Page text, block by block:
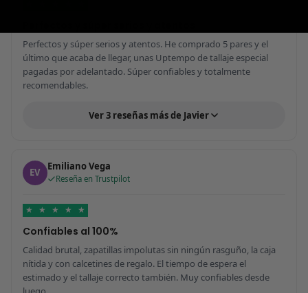
Perfectos y súper serios y atentos. He comprado 5 pares y el
último que acaba de llegar, unas Uptempo de tallaje especial
pagadas por adelantado. Súper confiables y totalmente
recomendables.
Ver 3 reseñas más de Javier
EV Emiliano Vega
Reseña en Trustpilot
★ ★ ★ ★ ★
Confiables al 100%
Calidad brutal, zapatillas impolutas sin ningún rasguño, la caja
nítida y con calcetines de regalo. El tiempo de espera el
estimado y el tallaje correcto también. Muy confiables desde